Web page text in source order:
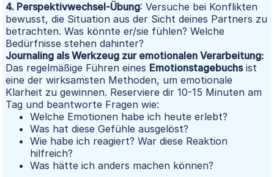
4. Perspektivwechsel-Übung: Versuche bei Konflikten
bewusst, die Situation aus der Sicht deines Partners zu
betrachten. Was könnte er/sie fühlen? Welche
Bedürfnisse stehen dahinter?
Journaling als Werkzeug zur emotionalen Verarbeitung:
Das regelmäßige Führen eines Emotionstagebuchsist
eine der wirksamsten Methoden, um emotionale
Klarheit zu gewinnen. Reserviere dir 10-15 Minuten am
Tag und beantworte Fragen wie:
Welche Emotionen habe ich heute erlebt?
Was hat diese Gefühle ausgelöst?
Wie habe ich reagiert? War diese Reaktion
hilfreich?
Was hätte ich anders machen können?